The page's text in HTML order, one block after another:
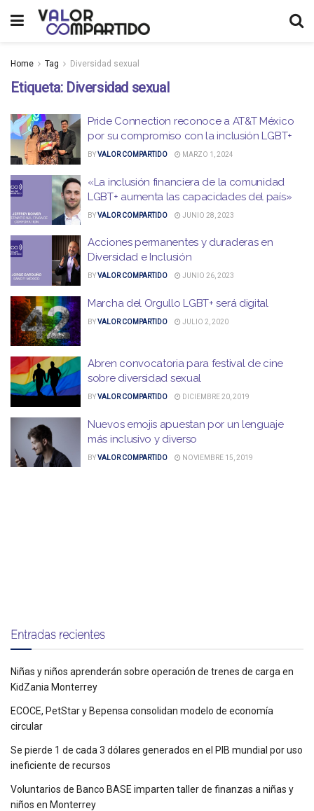
Home Tag Diversidad sexual
Etiqueta: Diversidad sexual
Pride Connection reconoce a AT&T México
por su compromiso con la inclusión LGBT+
BYVALOR COMPARTIDO MARZO 1, 2024
«La inclusión financiera de la comunidad
LGBT+ aumenta las capacidades del país»
BYVALOR COMPARTIDO JUNIO 28, 2023
Acciones permanentes y duraderas en
Diversidad e Inclusión
BYVALOR COMPARTIDO JUNIO 26, 2023
Marcha del Orgullo LGBT+ será digital
BYVALOR COMPARTIDO JULIO 2, 2020
Abren convocatoria para festival de cine
sobre diversidad sexual
BYVALOR COMPARTIDO DICIEMBRE 20, 2019
Nuevos emojis apuestan por un lenguaje
más inclusivo y diverso
BYVALOR COMPARTIDO NOVIEMBRE 15, 2019
Entradas recientes
Niñas y niños aprenderán sobre operación de trenes de carga en
KidZania Monterrey
ECOCE, PetStar y Bepensa consolidan modelo de economía
circular
Se pierde 1 de cada 3 dólares generados en el PIB mundial por uso
ineficiente de recursos
Voluntarios de Banco BASE imparten taller de finanzas a niñas y
niños en Monterrey